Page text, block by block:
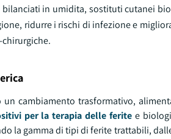
in umidita, sostituti cutanei
ridurre i rischi di infezione e
cambiamento trasformativo,
per la terapia delle feritee
la gamma di tipi di ferite trattabili,